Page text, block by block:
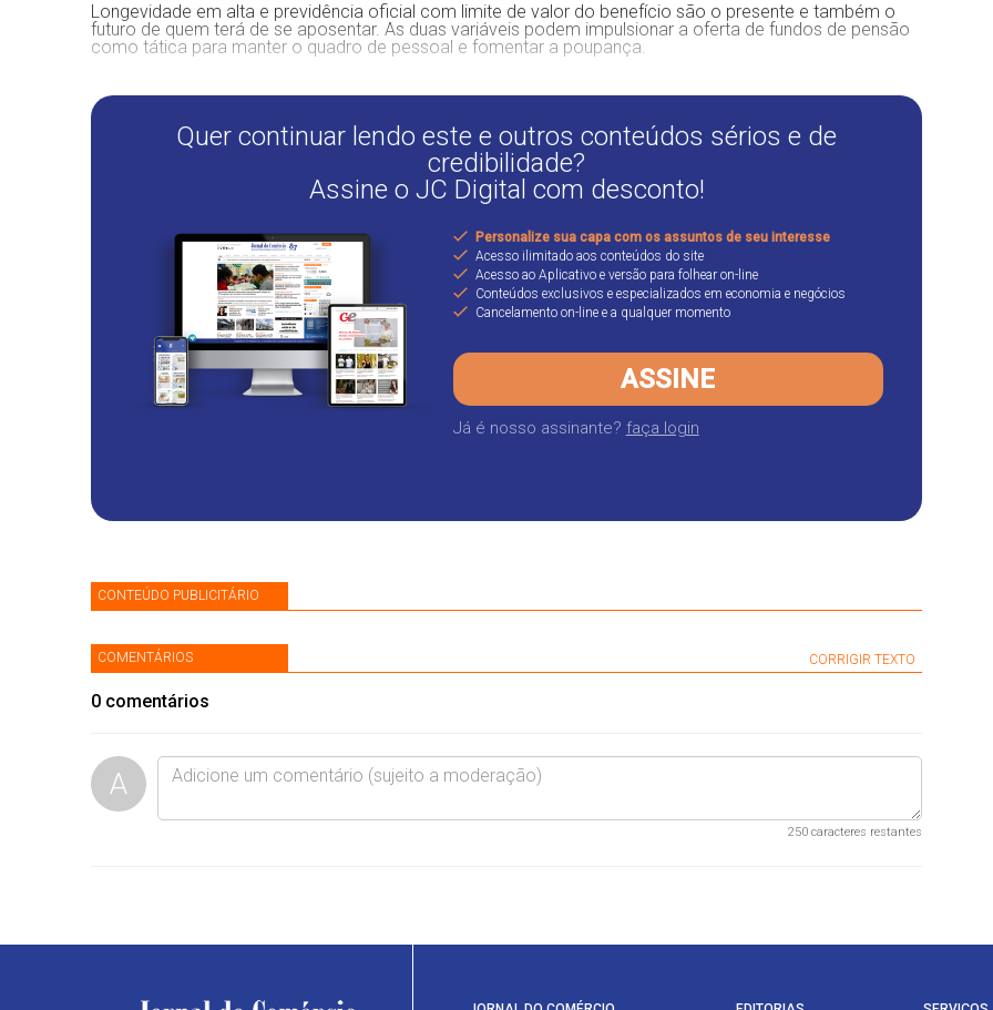
Longevidade em alta e previdência oficial com limite de valor do benefício são o presente e também o
futuro de quem terá de se aposentar. As duas variáveis podem impulsionar a oferta de fundos de pensão
como tática para manter o quadro de pessoal e fomentar a poupança.
Quer continuar lendo este e outros conteúdos sérios e de
credibilidade?
Assine o JC Digital com desconto!
Personalize sua capa com os assuntos de seu interesse
Acesso ilimitado aos conteúdos do site
Acesso ao Aplicativo e versão para folhear on-line
Conteúdos exclusivos e especializados em economia e negócios
Cancelamento on-line e a qualquer momento
ASSINE
Já é nosso assinante? faça login
CONTEÚDO PUBLICITÁRIO
COMENTÁRIOS CORRIGIR TEXTO
0 comentários
A
250 caracteres restantes